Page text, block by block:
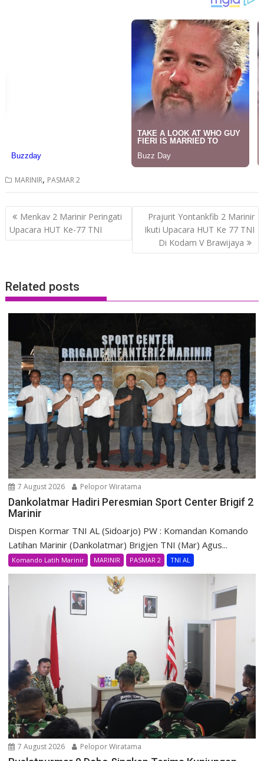
MARINIR, PASMAR 2
Post
navigation
Menkav 2 Marinir Peringati
Upacara HUT Ke-77 TNI
Prajurit Yontankfib 2 Marinir
Ikuti Upacara HUT Ke 77 TNI
Di Kodam V Brawijaya
Related posts
7 August 2026 Pelopor Wiratama
Dankolatmar Hadiri Peresmian Sport Center Brigif 2
Marinir
Dispen Kormar TNI AL (Sidoarjo) PW : Komandan Komando
Latihan Marinir (Dankolatmar) Brigjen TNI (Mar) Agus...
Komando Latih Marinir MARINIR PASMAR 2 TNI AL
7 August 2026 Pelopor Wiratama